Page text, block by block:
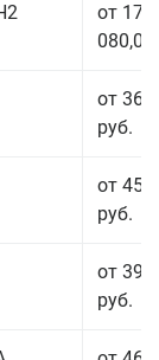
от 177
080,00
от 36
руб.
от 45
руб.
от 39
руб.